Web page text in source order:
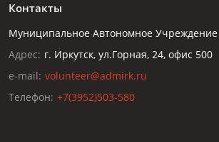
Контакты
Муниципальное Автономное Учреждение
Адрес: г. Иркутск, ул.Горная, 24, офис 500
e-mail: volunteer@admirk.ru
Телефон: +7(3952)503-580